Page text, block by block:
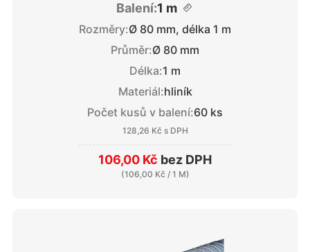
Balení:1 m
Rozměry:Ø 80 mm, délka 1 m
Průměr:Ø 80 mm
Délka:1 m
Materiál:hliník
Počet kusů v balení:60 ks
128,26 Kč s DPH
106,00 Kč bez DPH
(106,00 Kč / 1 M)